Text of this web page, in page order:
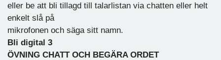
eller be att bli tillagd till talarlistan via chatten eller helt
enkelt slå på
mikrofonen och säga sitt namn.
Bli digital 3
ÖVNING CHATT OCH BEGÄRA ORDET